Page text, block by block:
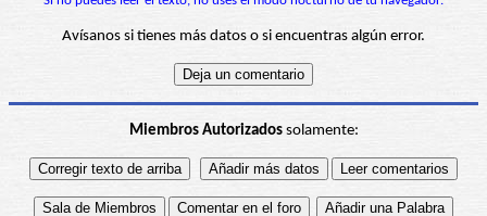
Avísanos si tienes más datos o si encuentras algún error.
Miembros Autorizadossolamente: